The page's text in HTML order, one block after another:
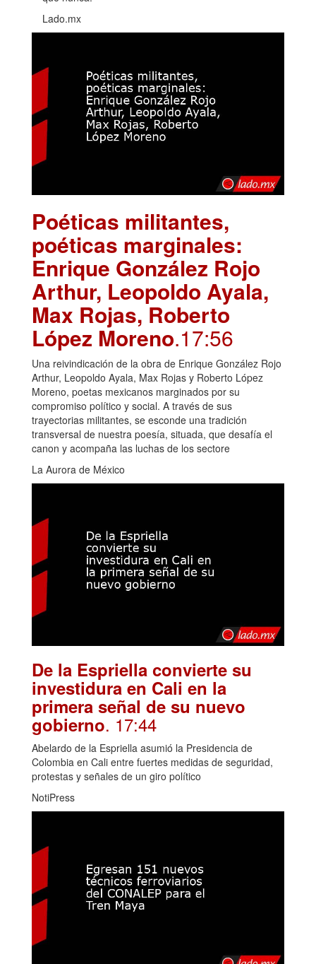
Lado.mx
Poéticas militantes,
poéticas marginales:
Enrique González Rojo
Arthur, Leopoldo Ayala,
Max Rojas, Roberto
López Moreno.17:56
Una reivindicación de la obra de Enrique González Rojo
Arthur, Leopoldo Ayala, Max Rojas y Roberto López
Moreno, poetas mexicanos marginados por su
compromiso político y social. A través de sus
trayectorias militantes, se esconde una tradición
transversal de nuestra poesía, situada, que desafía el
canon y acompaña las luchas de los sectore
La Aurora de México
De la Espriella convierte su
investidura en Cali en la
primera señal de su nuevo
gobierno. 17:44
Abelardo de la Espriella asumió la Presidencia de
Colombia en Cali entre fuertes medidas de seguridad,
protestas y señales de un giro político
NotiPress